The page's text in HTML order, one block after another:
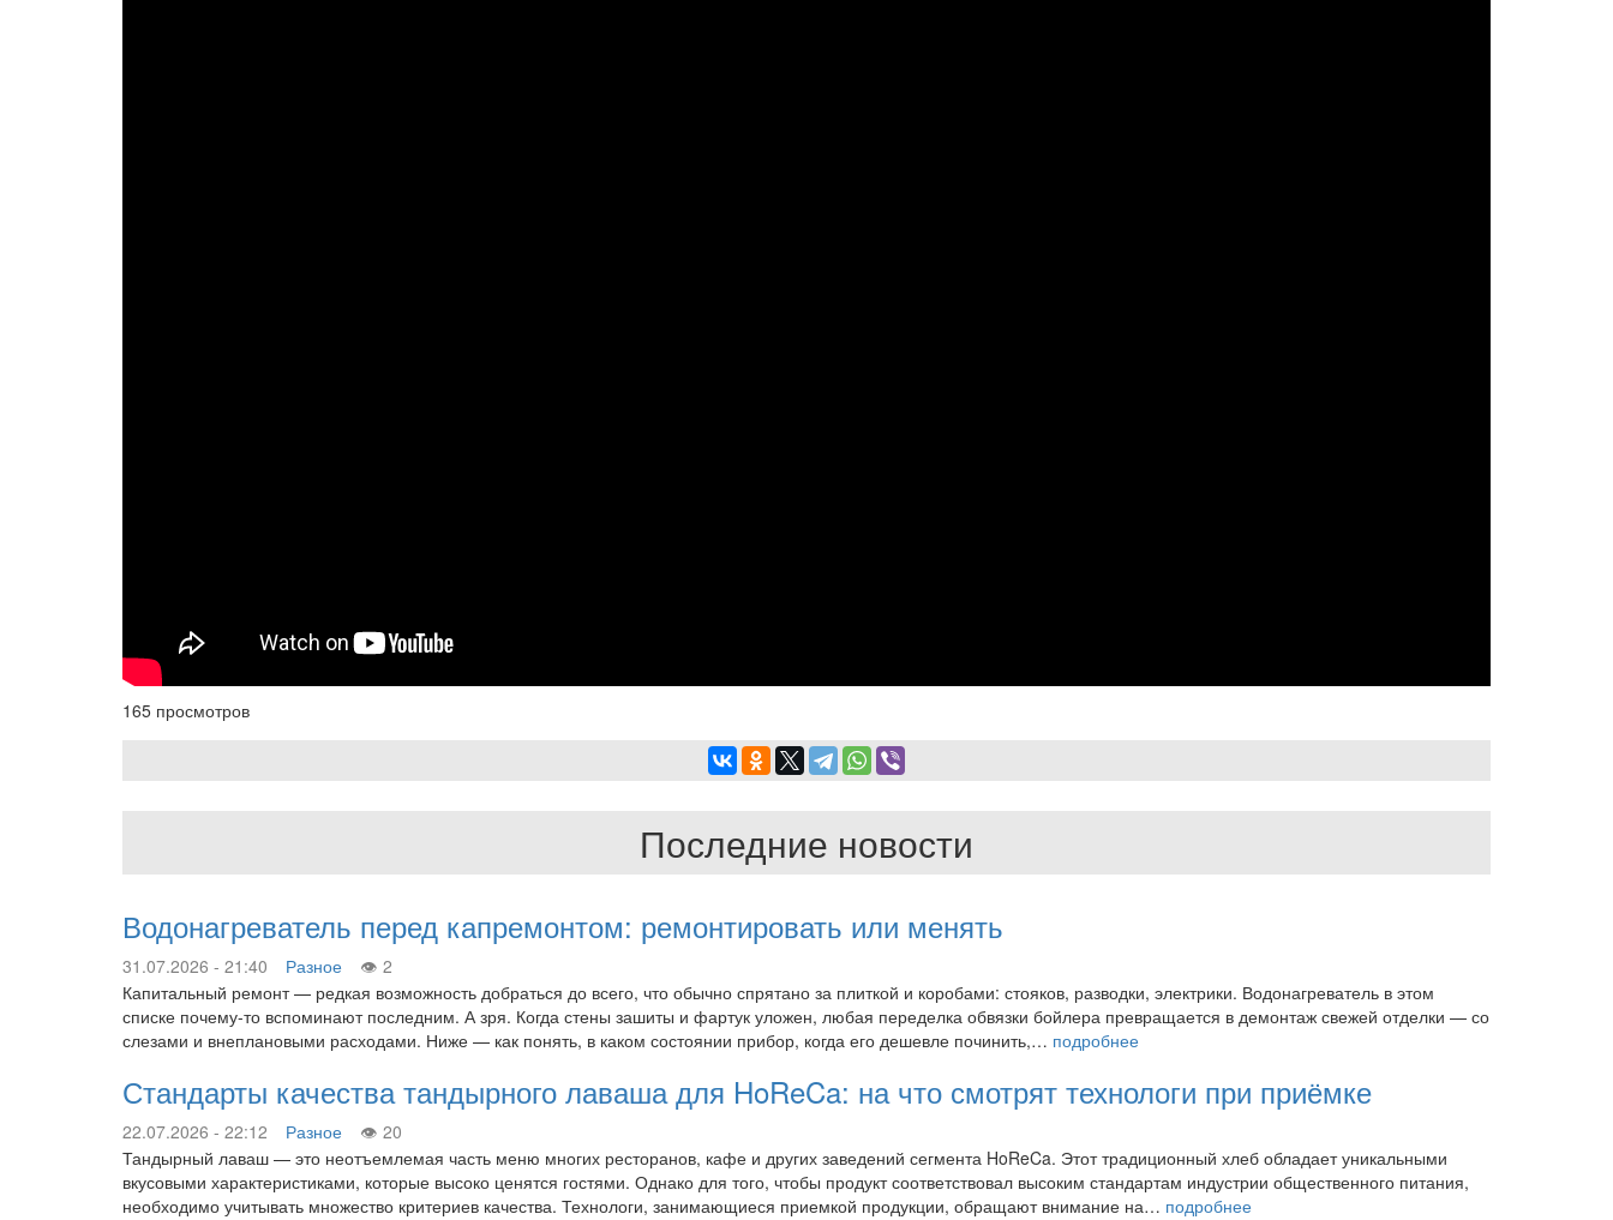
165 просмотров
Последние новости
Водонагреватель перед капремонтом: ремонтировать или менять
31.07.2026 - 21:40 Разное
2
Капитальный ремонт — редкая возможность добраться до всего, что обычно спрятано за плиткой и коробами: стояков, разводки, электрики. Водонагреватель в этом
списке почему-то вспоминают последним. А зря. Когда стены зашиты и фартук уложен, любая переделка обвязки бойлера превращается в демонтаж свежей отделки — со
слезами и внеплановыми расходами. Ниже — как понять, в каком состоянии прибор, когда его дешевле починить,… подробнее
Стандарты качества тандырного лаваша для HoReCa: на что смотрят технологи при приёмке
22.07.2026 - 22:12 Разное
20
Тандырный лаваш — это неотъемлемая часть меню многих ресторанов, кафе и других заведений сегмента HoReCa. Этот традиционный хлеб обладает уникальными
вкусовыми характеристиками, которые высоко ценятся гостями. Однако для того, чтобы продукт соответствовал высоким стандартам индустрии общественного питания,
необходимо учитывать множество критериев качества. Технологи, занимающиеся приемкой продукции, обращают внимание на… подробнее